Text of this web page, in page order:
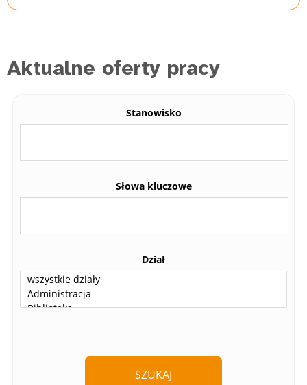
Aktualne oferty pracy